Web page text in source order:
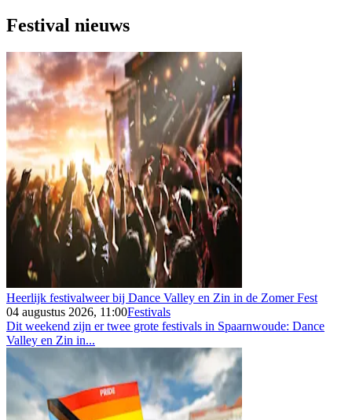
Festival nieuws
Heerlijk festivalweer bij Dance Valley en Zin in de Zomer Fest
04 augustus 2026, 11:00Festivals
Dit weekend zijn er twee grote festivals in Spaarnwoude: Dance
Valley en Zin in...